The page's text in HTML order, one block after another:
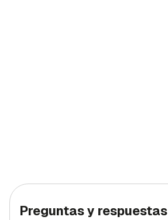
Preguntas y respuestas